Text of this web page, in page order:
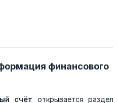
финансового
счёт открывается раздел